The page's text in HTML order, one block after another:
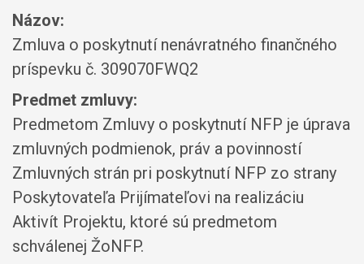
Názov:
Zmluva o poskytnutí nenávratného finančného
príspevku č. 309070FWQ2
Predmet zmluvy:
Predmetom Zmluvy o poskytnutí NFP je úprava
zmluvných podmienok, práv a povinností
Zmluvných strán pri poskytnutí NFP zo strany
Poskytovateľa Prijímateľovi na realizáciu
Aktivít Projektu, ktoré sú predmetom
schválenej ŽoNFP.